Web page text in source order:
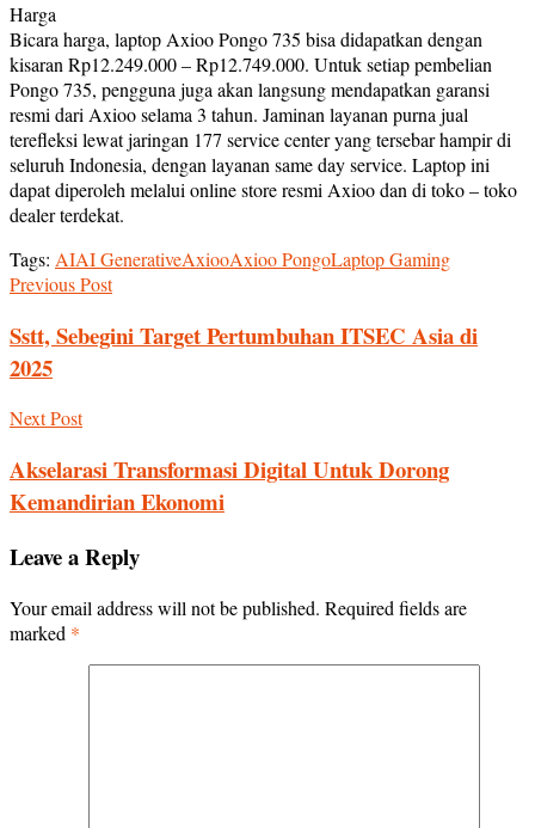
Harga
Bicara harga, laptop Axioo Pongo 735 bisa didapatkan dengan
kisaran Rp12.249.000 – Rp12.749.000. Untuk setiap pembelian
Pongo 735, pengguna juga akan langsung mendapatkan garansi
resmi dari Axioo selama 3 tahun. Jaminan layanan purna jual
terefleksi lewat jaringan 177 service center yang tersebar hampir di
seluruh Indonesia, dengan layanan same day service. Laptop ini
dapat diperoleh melalui online store resmi Axioo dan di toko – toko
dealer terdekat.
Tags: AIAI GenerativeAxiooAxioo PongoLaptop Gaming
Previous Post
Sstt, Sebegini Target Pertumbuhan ITSEC Asia di
2025
Next Post
Akselarasi Transformasi Digital Untuk Dorong
Kemandirian Ekonomi
Leave a Reply
Your email address will not be published. Required fields are
marked *